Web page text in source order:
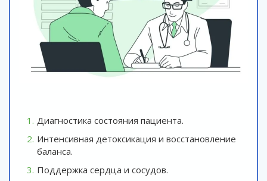
Диагностика состояния пациента.
Интенсивная детоксикация и восстановление
баланса.
Поддержка сердца и сосудов.